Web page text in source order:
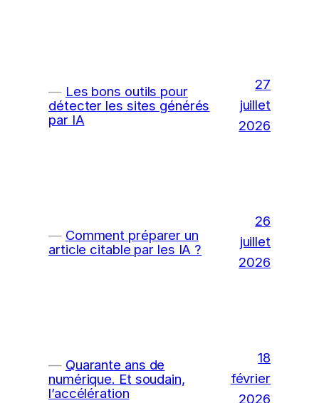
Les bons outils pour
détecter les sites générés
par IA
27
juillet
2026
Comment préparer un
article citable par les IA ?
26
juillet
2026
Quarante ans de
numérique. Et soudain,
l’accélération
18
février
2026